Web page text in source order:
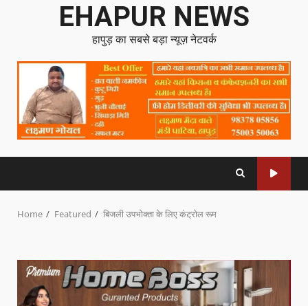
EHAPUR NEWS
हापुड़ का सबसे बड़ा न्यूज़ नेटवर्क
Home Featured बिजली उपभोक्ता के लिए कंट्रोल रूम